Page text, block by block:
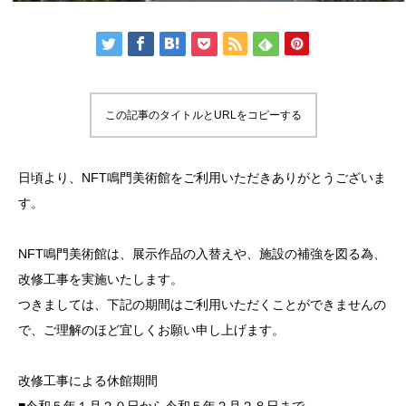
この記事のタイトルとURLをコピーする
日頃より、NFT鳴門美術館をご利用いただきありがとうございま
す。
NFT鳴門美術館は、展示作品の入替えや、施設の補強を図る為、
改修工事を実施いたします。
つきましては、下記の期間はご利用いただくことができませんの
で、ご理解のほど宜しくお願い申し上げます。
改修工事による休館期間